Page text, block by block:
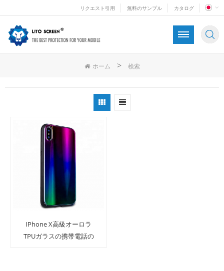
リクエスト引用 無料のサンプル カタログ
ホーム > 検索
IPhone X高級オーロラ
TPUガラスの携帯電話の